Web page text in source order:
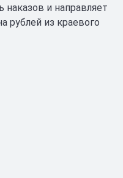
и направляет
рублей из краевого